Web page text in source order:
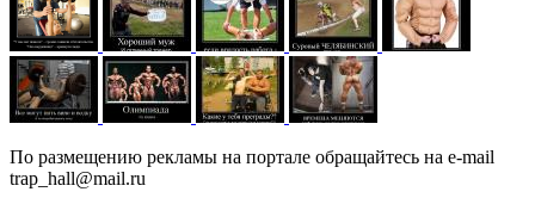
По размещению рекламы на портале обращайтесь на e-mail
trap_hall@mail.ru